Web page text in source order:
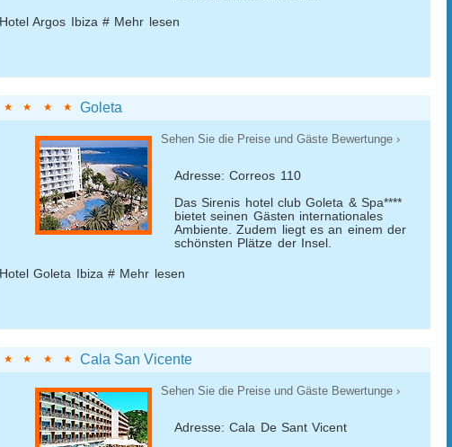
Hotel Argos Ibiza # Mehr lesen
Goleta
Sehen Sie die Preise und Gäste Bewertunge ›
Adresse: Correos 110
Das Sirenis hotel club Goleta & Spa****
bietet seinen Gästen internationales
Ambiente. Zudem liegt es an einem der
schönsten Plätze der Insel.
Hotel Goleta Ibiza # Mehr lesen
Cala San Vicente
Sehen Sie die Preise und Gäste Bewertunge ›
Adresse: Cala De Sant Vicent